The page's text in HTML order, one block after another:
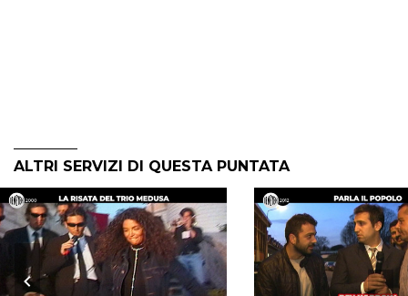
ALTRI SERVIZI DI QUESTA PUNTATA